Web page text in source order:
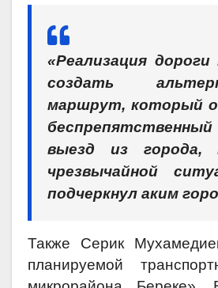
«Реализация дороги
создать
маршрут, который
выезд из города,
чрезвычайной
подчеркнул аким
Также Серик
планируемой